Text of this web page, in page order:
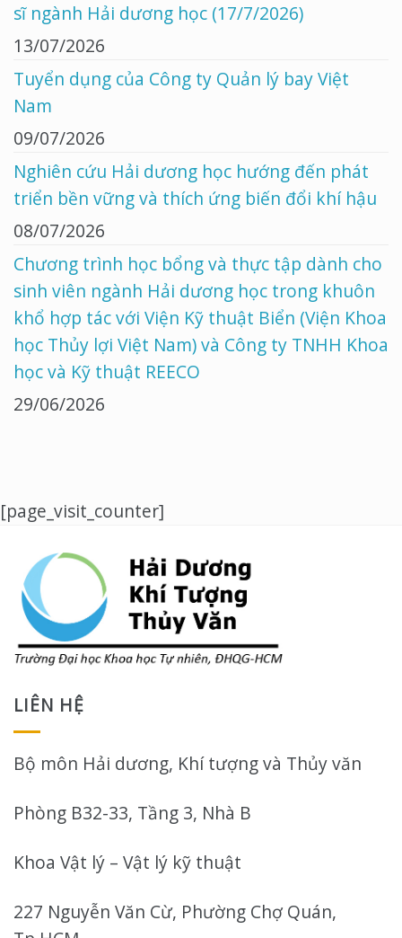
sĩ ngành Hải dương học (17/7/2026)
13/07/2026
Tuyển dụng của Công ty Quản lý bay Việt
Nam
09/07/2026
Nghiên cứu Hải dương học hướng đến phát
triển bền vững và thích ứng biến đổi khí hậu
08/07/2026
Chương trình học bổng và thực tập dành cho
sinh viên ngành Hải dương học trong khuôn
khổ hợp tác với Viện Kỹ thuật Biển (Viện Khoa
học Thủy lợi Việt Nam) và Công ty TNHH Khoa
học và Kỹ thuật REECO
29/06/2026
[page_visit_counter]
LIÊN HỆ
Bộ môn Hải dương, Khí tượng và Thủy văn
Phòng B32-33, Tầng 3, Nhà B
Khoa Vật lý – Vật lý kỹ thuật
227 Nguyễn Văn Cừ, Phường Chợ Quán,